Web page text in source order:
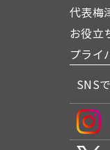
代表梅
お役立
プライ
SNS